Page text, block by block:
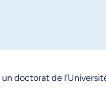
doctorat de